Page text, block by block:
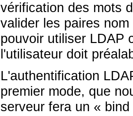
vérification des mots
valider les paires
pouvoir utiliser LDAP
l'utilisateur doit
L'authentification
premier mode, que
serveur fera un «